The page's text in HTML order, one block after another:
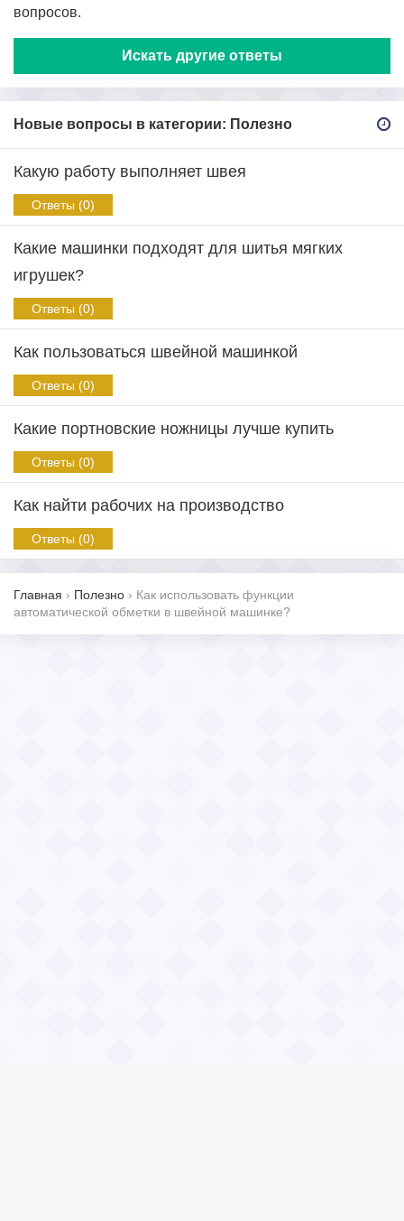
вопросов.
Искать другие ответы
Новые вопросы в категории: Полезно
Какую работу выполняет швея
Ответы (0)
Какие машинки подходят для шитья мягких
игрушек?
Ответы (0)
Как пользоваться швейной машинкой
Ответы (0)
Какие портновские ножницы лучше купить
Ответы (0)
Как найти рабочих на производство
Ответы (0)
Главная › Полезно › Как использовать функции
автоматической обметки в швейной машинке?